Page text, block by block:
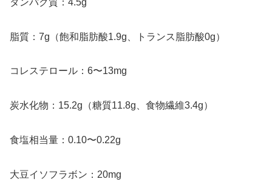
脂質：7g（飽和脂肪酸1.9g、トランス脂肪酸0g）
コレステロール：6〜13mg
炭水化物：15.2g（糖質11.8g、食物繊維3.4g）
食塩相当量：0.10〜0.22g
大豆イソフラボン：20mg